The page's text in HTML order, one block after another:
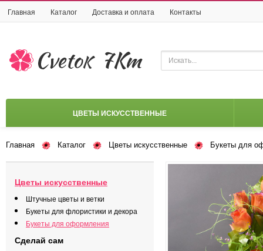
Главная Каталог Доставка и оплата Контакты
ЦВЕТЫ ИСКУССТВЕННЫЕ
Главная Каталог Цветы искусственные Букеты для
Цветы искусственные
Штучные цветы и ветки
Букеты для флористики и декора
Букеты для оформления
Сделай сам